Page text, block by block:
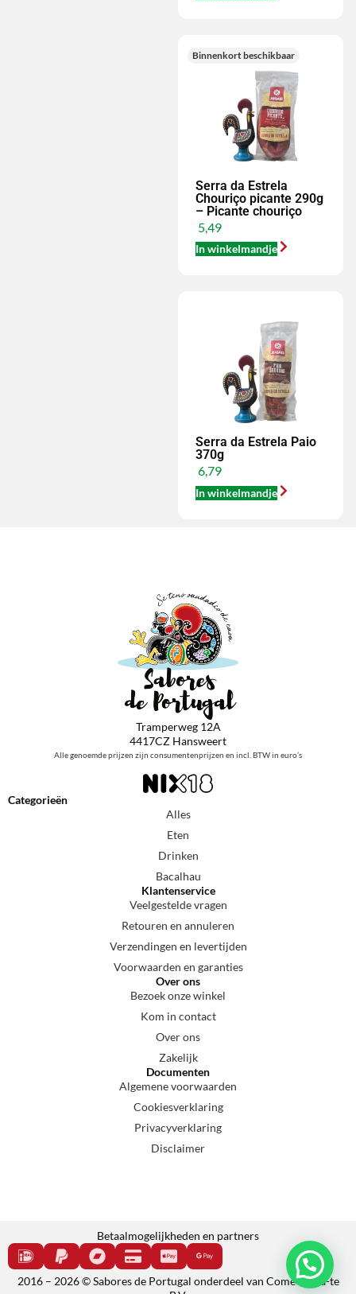
Binnenkort beschikbaar
Serra da Estrela
Chouriço picante 290g
– Picante chouriço
5,49
In winkelmandje
Serra da Estrela Paio
370g
6,79
In winkelmandje
Tramperweg 12A
4417CZ Hansweert
Alle genoemde prijzen zijn consumentenprijzen en incl. BTW in euro’s
Categorieën
Alles
Eten
Drinken
Bacalhau
Klantenservice
Veelgestelde vragen
Retouren en annuleren
Verzendingen en levertijden
Voorwaarden en garanties
Over ons
Bezoek onze winkel
Kom in contact
Over ons
Zakelijk
Documenten
Algemene voorwaarden
Cookiesverklaring
Privacyverklaring
Disclaimer
Betaalmogelijkheden en partners
2016 – 2026 © Sabores de Portugal onderdeel van Come e cala-te